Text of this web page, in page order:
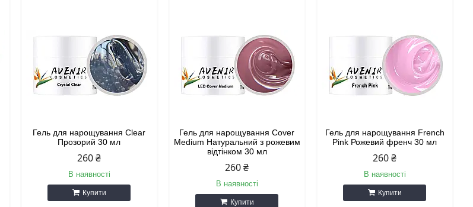
Гель для нарощування Clear
Прозорий 30 мл
260 ₴
В наявності
Купити
Гель для нарощування Cover
Medium Натуральний з рожевим
відтінком 30 мл
260 ₴
В наявності
Купити
Гель для нарощування French
Pink Рожевий френч 30 мл
260 ₴
В наявності
Купити